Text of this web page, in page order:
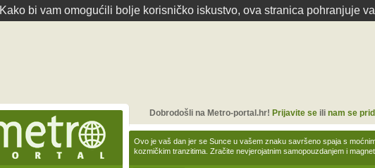
Kako bi vam omogućili bolje korisničko iskustvo, ova stranica pohranjuje
Ovo je vaš dan jer se Sunce u vašem znaku savršeno spaja s
kozmičkim tranzitima. Zračite nevjerojatnim samopouzdanjem i
Dobrodošli na Metro-portal.hr! Prijavite seili nam se